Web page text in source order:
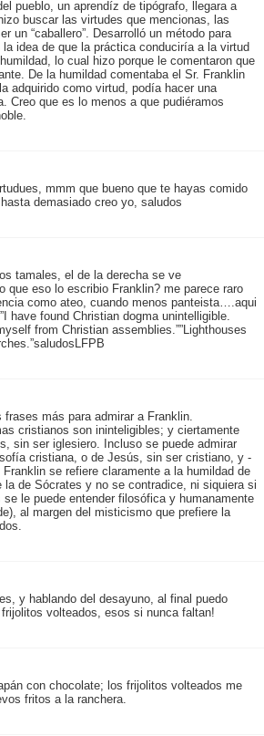
pueblo, un aprendíz de tipógrafo, llegara a
buscar las virtudes que mencionas, las
un “caballero”. Desarrolló un método para
idea de que la práctica conduciría a la virtud
lo cual hizo porque le comentaron que
De la humildad comentaba el Sr. Franklin
adquirido como virtud, podía hacer una
Creo que es lo menos a que pudiéramos
mmm que bueno que te hayas comido
demasiado creo yo, saludos
tamales, el de la derecha se ve
que eso lo escribio Franklin? me parece raro
como ateo, cuando menos panteista….aqui
have found Christian dogma unintelligible.
from Christian assemblies.””Lighthouses
más para admirar a Franklin.
cristianos son ininteligibles; y ciertamente
sin ser iglesiero. Incluso se puede admirar
cristiana, o de Jesús, sin ser cristiano, y -
se refiere claramente a la humildad de
de Sócrates y no se contradice, ni siquiera si
le puede entender filosófica y humanamente
al margen del misticismo que prefiere la
y hablando del desayuno, al final puedo
volteados, esos si nunca faltan!
con chocolate; los frijolitos volteados me
fritos a la ranchera.